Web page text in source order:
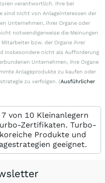
verantwortlich. Ihre bei
sind nicht von Anlageinteressen der
Unternehmen, ihrer Organe oder
notwendigerweise die Meinungen
bzw. der Organe ihrer
insbesondere nicht als Aufforderung
Unternehmen, ihre Organe
Anlageprodukte zu kaufen oder
zu verfolgen. (Ausführlicher
von 10 Kleinanlegern
Zertifikaten. Turbo-
Produkte und
geeignet.